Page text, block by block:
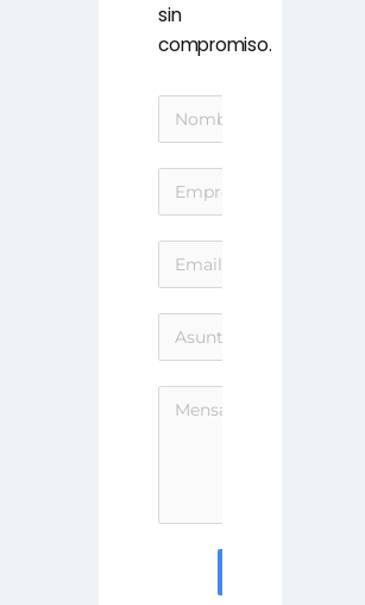
sin
compromiso.